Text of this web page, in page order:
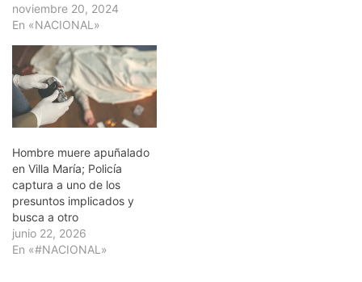
noviembre 20, 2024
En «NACIONAL»
Hombre muere apuñalado
en Villa María; Policía
captura a uno de los
presuntos implicados y
busca a otro
junio 22, 2026
En «#NACIONAL»